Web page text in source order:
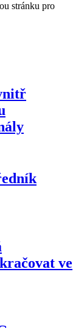
stránku pro
ve